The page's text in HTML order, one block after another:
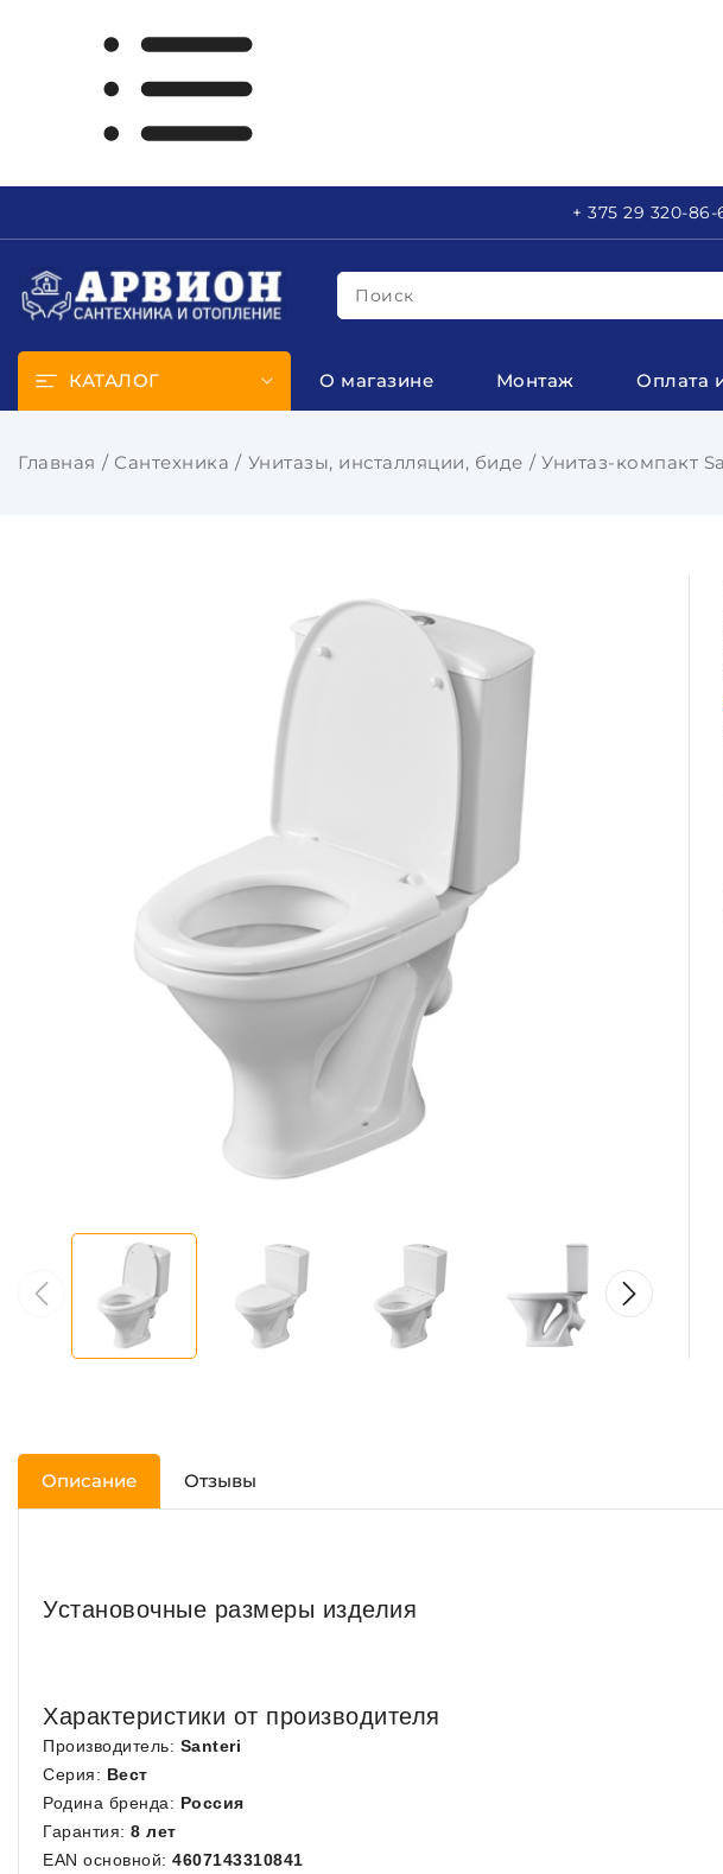
+ 375 29 320-86-
Поиск
КАТАЛОГ О магазине Монтаж Оплата
Главная Сантехника Унитазы, инсталляции, биде Унитаз-компакт
Описание Отзывы
Установочные размеры изделия
Характеристики от производителя
Производитель: Santeri
Серия: Вест
Родина бренда: Россия
Гарантия: 8 лет
EAN основной: 4607143310841